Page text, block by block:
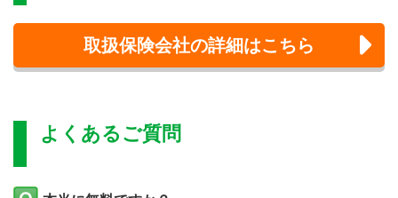
取扱保険会社の詳細はこちら
よくあるご質問